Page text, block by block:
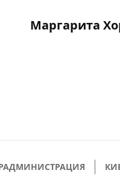
Маргарита